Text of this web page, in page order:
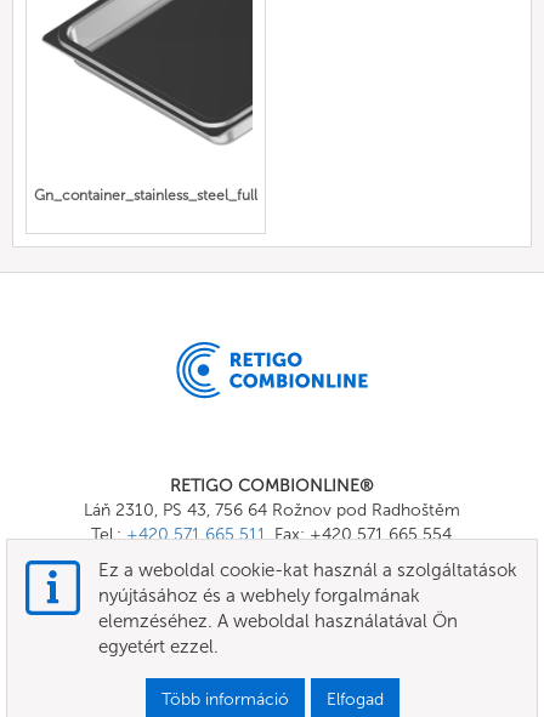
Gn_container_stainless_steel_full
RETIGO COMBIONLINE®
Láň 2310, PS 43, 756 64 Rožnov pod Radhoštěm
Tel.:+420 571 665 511, Fax: +420 571 665 554
E-mail: info@combionline.com
FELHASZNÁLÁSI FELTÉTELEK
Ez a weboldal cookie-kat használ a szolgáltatások
nyújtásához és a webhely forgalmának
elemzéséhez. A weboldal használatával Ön
egyetért ezzel.
Több információ Elfogad